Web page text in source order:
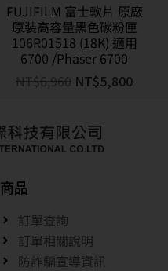
FUJIFILM 富士軟片 原廠
原裝高容量黑色碳粉匣
106R01518 (18K) 適用
6700 /Phaser 6700
NT$6,960 NT$5,800
商品
訂單查詢
訂單相關說明
防詐騙宣導資訊